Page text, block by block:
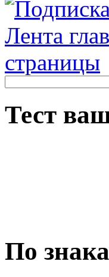
Тест
По